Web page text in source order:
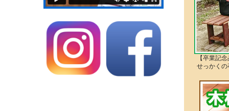
【卒業記
せっかく